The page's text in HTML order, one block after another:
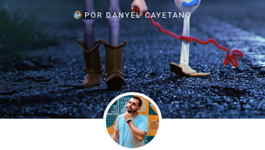
POR DANYEL CAYETANO